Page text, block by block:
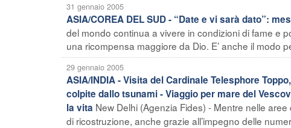
31 gennaio 2005
ASIA/COREA DEL SUD - “Date e vi sarà dato”:
del mondo continua a vivere in condizioni di fame e
una ricompensa maggiore da Dio. E’ anche il modo
29 gennaio 2005
ASIA/INDIA - Visita del Cardinale Telesphore
colpite dallo tsunami - Viaggio per mare del
la vita New Delhi (Agenzia Fides) - Mentre nelle
di ricostruzione, anche grazie all’impegno delle